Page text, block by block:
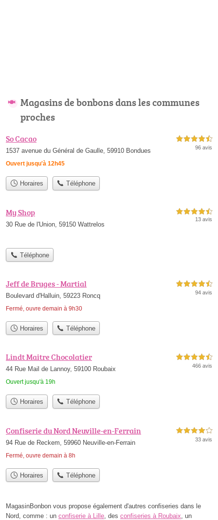
Magasins de bonbons dans les communes
proches
So Cacao
1537 avenue du Général de Gaulle, 59910 Bondues
Ouvert jusqu'à 12h45
4,5 étoiles sur 5
96 avis
Horaires Téléphone
My Shop
30 Rue de l'Union, 59150 Wattrelos
4,5 étoiles sur 5
13 avis
Téléphone
Jeff de Bruges - Martial
Boulevard d'Halluin, 59223 Roncq
Fermé, ouvre demain à 9h30
4,5 étoiles sur 5
94 avis
Horaires Téléphone
Lindt Maitre Chocolatier
44 Rue Mail de Lannoy, 59100 Roubaix
Ouvert jusqu'à 19h
4,5 étoiles sur 5
466 avis
Horaires Téléphone
Confiserie du Nord Neuville-en-Ferrain
94 Rue de Reckem, 59960 Neuville-en-Ferrain
Fermé, ouvre demain à 8h
4,0 étoiles sur 5
33 avis
Horaires Téléphone
MagasinBonbon vous propose également d'autres confiseries dans le
Nord, comme : un confiserie à Lille, des confiseries à Roubaix, un